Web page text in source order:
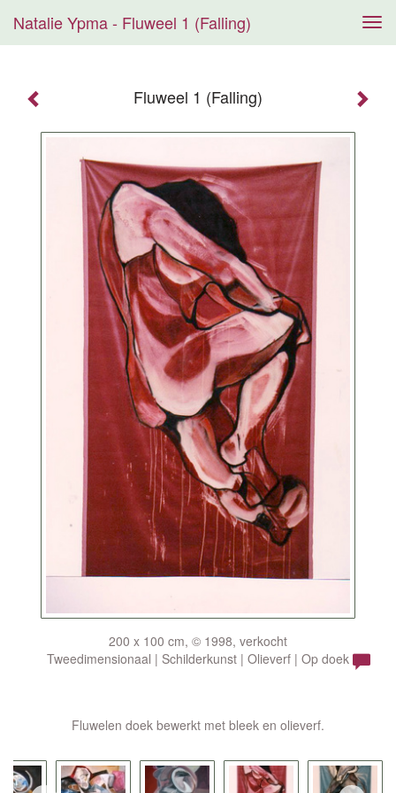
Natalie Ypma - Fluweel 1 (Falling)
Fluweel 1 (Falling)
200 x 100 cm, © 1998, verkocht
Tweedimensionaal | Schilderkunst | Olieverf | Op doek
Fluwelen doek bewerkt met bleek en olieverf.